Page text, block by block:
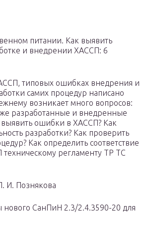
питании. Как выявить
и внедрении ХАССП: 6
типовых ошибках внедрения и
самих процедур написано
возникает много вопросов:
разработанные и внедренные
ошибки в ХАССП? Как
разработки? Как проверить
Как определить соответствие
регламенту ТР ТС
И. Познякова
СанПиН 2.3/2.4.3590-20 для